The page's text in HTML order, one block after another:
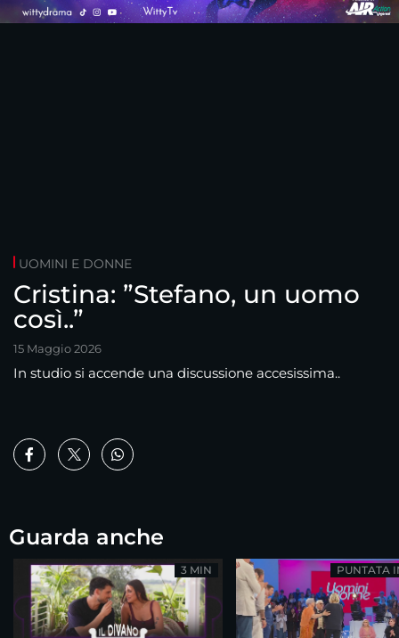
UOMINI E DONNE
Cristina: ”Stefano, un uomo
così..”
15 Maggio 2026
In studio si accende una discussione accesissima..
Guarda anche
3 MIN PUNTATA